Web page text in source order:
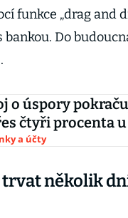
funkce „drag and
Do
o úspory
čtyři procenta
a účty
trvat několik